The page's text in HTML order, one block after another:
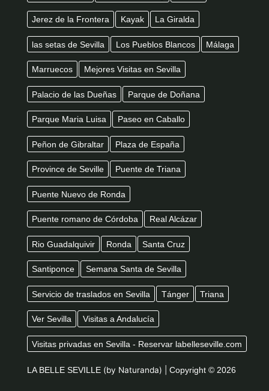
Jerez de la Frontera Kayak La Giralda
las setas de Sevilla Los Pueblos Blancos Málaga
Marruecos Mejores Visitas en Sevilla
Palacio de las Dueñas Parque de Doñana
Parque Maria Luisa Paseo en Caballo
Peñon de Gibraltar Plaza de España
Province de Seville Puente de Triana
Puente Nuevo de Ronda
Puente romano de Córdoba Real Alcázar
Rio Guadalquivir Ronda Santa Cruz
Santiponce Semana Santa de Sevilla
Servicio de traslados en Sevilla Tánger Triana
Ver Sevilla Visitas a Andalucía
Visitas privadas en Sevilla - Reservar labelleseville.com
LA BELLE SEVILLE (by Naturanda) | Copyright © 2026